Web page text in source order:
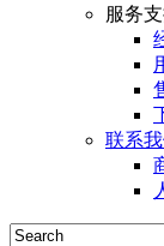
服务
联系